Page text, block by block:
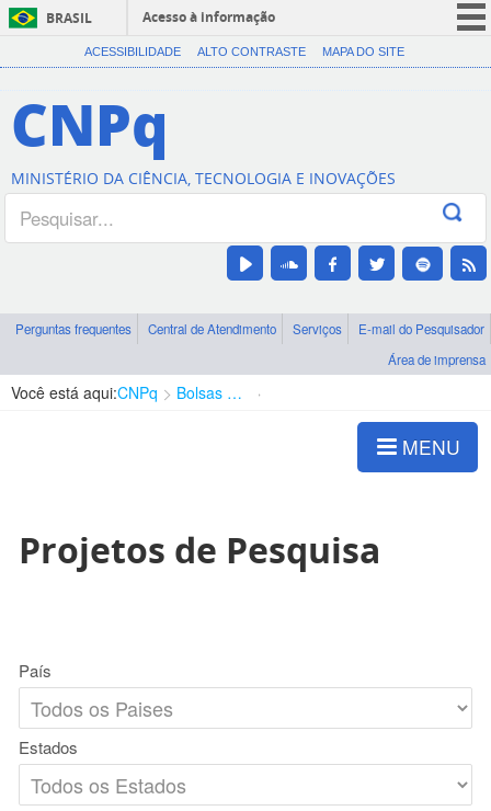
BRASIL
Acesso à informação
CORONAVÍRUS (COVID-19)
Canais
ACESSIBILIDADE ALTO CONTRASTE MAPA DO SITE
CNPq
MINISTÉRIO DA CIÊNCIA, TECNOLOGIA E INOVAÇÕES
Perguntas frequentes Central de Atendimento Serviços
E-mail do Pesquisador
Área de imprensa
Você está aqui:CNPq Bolsas e Auxílios Vigentes
MENU
Projetos de Pesquisa
País
Estados